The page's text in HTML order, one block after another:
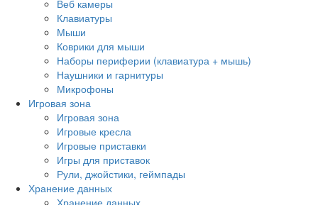
Веб камеры
Клавиатуры
Мыши
Коврики для мыши
Наборы периферии (клавиатура + мышь)
Наушники и гарнитуры
Микрофоны
Игровая зона
Игровая зона
Игровые кресла
Игровые приставки
Игры для приставок
Рули, джойстики, геймпады
Хранение данных
Хранение данных